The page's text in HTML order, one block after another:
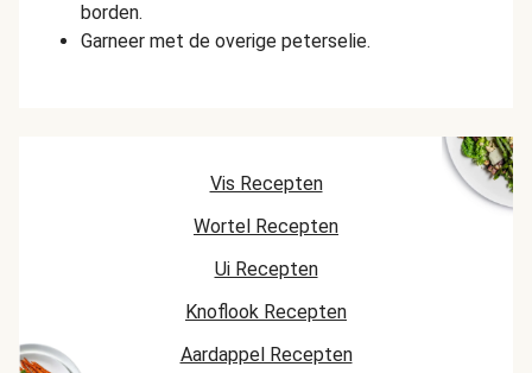
borden.
Garneer met de overige peterselie.
Vis Recepten
Wortel Recepten
Ui Recepten
Knoflook Recepten
Aardappel Recepten